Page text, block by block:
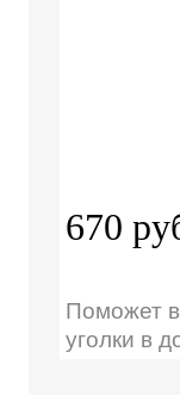
670
Поможет
уголки в